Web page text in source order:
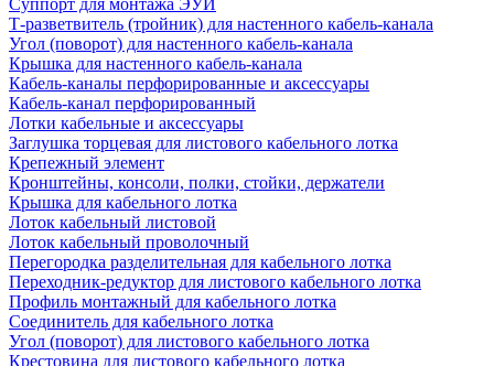
Суппорт для монтажа ЭУИ
Т-разветвитель (тройник) для настенного кабель-канала
Угол (поворот) для настенного кабель-канала
Крышка для настенного кабель-канала
Кабель-каналы перфорированные и аксессуары
Кабель-канал перфорированный
Лотки кабельные и аксессуары
Заглушка торцевая для листового кабельного лотка
Крепежный элемент
Кронштейны, консоли, полки, стойки, держатели
Крышка для кабельного лотка
Лоток кабельный листовой
Лоток кабельный проволочный
Перегородка разделительная для кабельного лотка
Переходник-редуктор для листового кабельного лотка
Профиль монтажный для кабельного лотка
Соединитель для кабельного лотка
Угол (поворот) для листового кабельного лотка
Крестовина для листового кабельного лотка